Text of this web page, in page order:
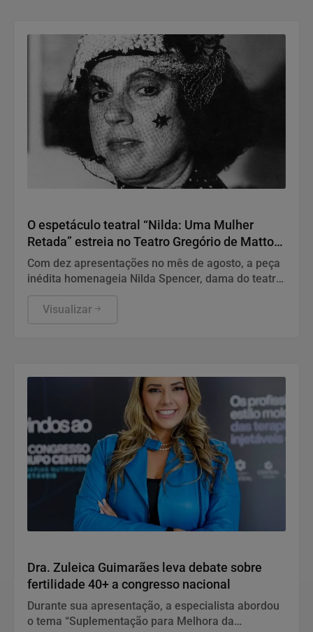
O espetáculo teatral “Nilda: Uma Mulher
Retada” estreia no Teatro Gregório de Mattos,
em Salvador
Com dez apresentações no mês de agosto, a peça
inédita homenageia Nilda Spencer, dama do teatro
Visualizar
Dra. Zuleica Guimarães leva debate sobre
fertilidade 40+ a congresso nacional
Durante sua apresentação, a especialista abordou
o tema “Suplementação para Melhora da